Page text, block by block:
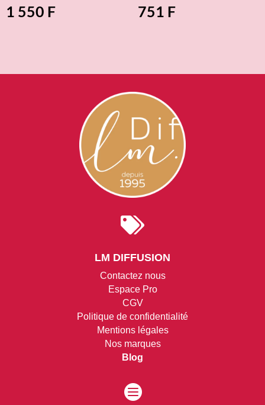
1 550 F 751 F

LM DIFFUSION
Contactez nous
Espace Pro
CGV
Politique de confidentialité
Mentions légales
Nos marques
Blog
